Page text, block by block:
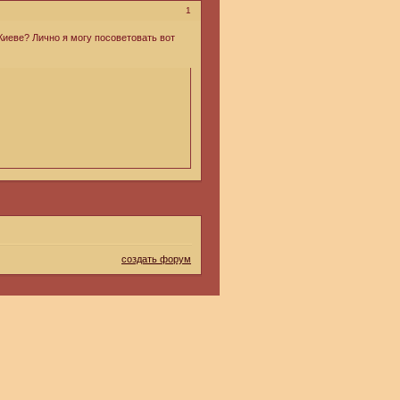
1
Лично я могу посоветовать вот
создать форум